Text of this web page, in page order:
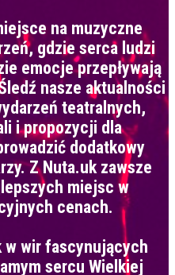
na muzyczne
gdzie serca ludzi
emocje przepływają
nasze aktualności
teatralnych,
i propozycji dla
dodatkowy
Z Nuta.uk zawsze
miejsc w
cenach.
w wir fascynujących
sercu Wielkiej